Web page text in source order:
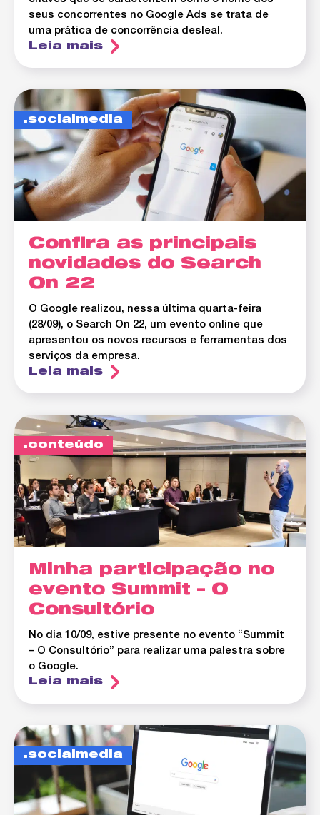
seus concorrentes no Google Ads se trata de
uma prática de concorrência desleal.
Leia mais
socialmedia
Confira as principais
novidades do Search
On 22
O Google realizou, nessa última quarta-feira
(28/09), o Search On 22, um evento online que
apresentou os novos recursos e ferramentas dos
serviços da empresa.
Leia mais
conteúdo
Minha participação no
evento Summit – O
Consultório
No dia 10/09, estive presente no evento “Summit
– O Consultório” para realizar uma palestra sobre
o Google.
Leia mais
socialmedia